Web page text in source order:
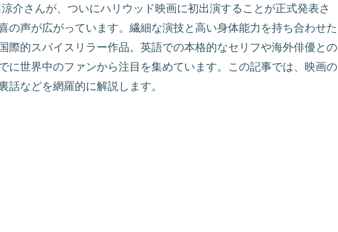
介さんが、ついにハリウッド映画に初出演することが正式発表さ
の声が広がっています。繊細な演技と高い身体能力を持ち合わせた
際的スパイスリラー作品。英語での本格的なセリフや海外俳優との
に世界中のファンから注目を集めています。この記事では、映画の
話などを網羅的に解説します。